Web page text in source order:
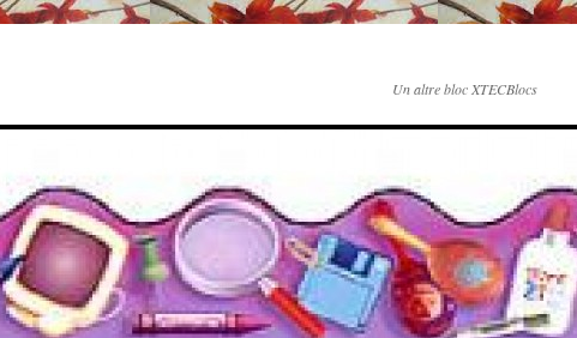
Un altre bloc XTECBlocs